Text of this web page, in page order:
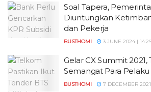
Soal Tapera,
Diuntungkan
dan Pekerja
BUSTHOMI 3 JUNE 2024 |
Gelar CX Summit
Semangat Para Pelaku
BUSTHOMI 7 DECEMBER